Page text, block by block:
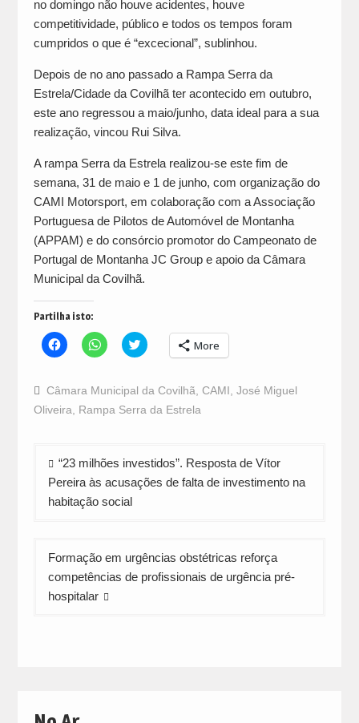
no domingo não houve acidentes, houve
competitividade, público e todos os tempos foram
cumpridos o que é “excecional”, sublinhou.
Depois de no ano passado a Rampa Serra da
Estrela/Cidade da Covilhã ter acontecido em outubro,
este ano regressou a maio/junho, data ideal para a sua
realização, vincou Rui Silva.
A rampa Serra da Estrela realizou-se este fim de
semana, 31 de maio e 1 de junho, com organização do
CAMI Motorsport, em colaboração com a Associação
Portuguesa de Pilotos de Automóvel de Montanha
(APPAM) e do consórcio promotor do Campeonato de
Portugal de Montanha JC Group e apoio da Câmara
Municipal da Covilhã.
Partilha isto:
Click
to
Facebook
(Opens
in
new
Click
to
WhatsApp
(Opens
in
new
Click
to
Twitter
(Opens
in
new
More
Câmara Municipal da Covilhã CAMI José Miguel
Oliveira
Rampa Serra da Estrela
Navegação
de
artigos
“23 milhões investidos”. Resposta de Vítor
Pereira às acusações de falta de investimento na
habitação social
Formação em urgências obstétricas reforça
competências de profissionais de urgência pré-
hospitalar